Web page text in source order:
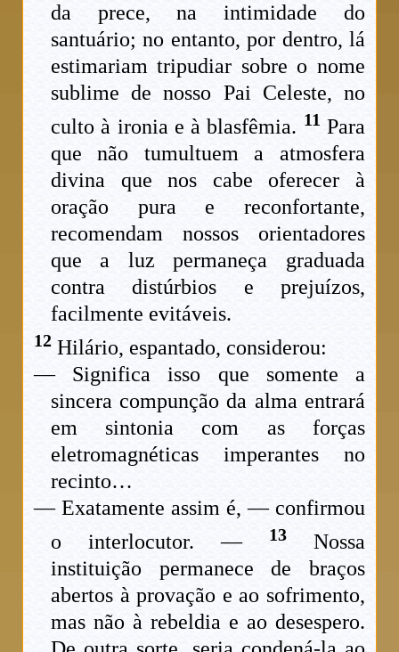
da prece, na intimidade do
santuário; no entanto, por dentro, lá
estimariam tripudiar sobre o nome
sublime de nosso Pai Celeste, no
culto à ironia e à blasfêmia. 11 Para
que não tumultuem a atmosfera
divina que nos cabe oferecer à
oração pura e reconfortante,
recomendam nossos orientadores
que a luz permaneça graduada
contra distúrbios e prejuízos,
facilmente evitáveis.
12 Hilário, espantado, considerou:
— Significa isso que somente a
sincera compunção da alma entrará
em sintonia com as forças
eletromagnéticas imperantes no
recinto…
— Exatamente assim é, — confirmou
o interlocutor. —
13Nossa
instituição permanece de braços
abertos à provação e ao sofrimento,
mas não à rebeldia e ao desespero.